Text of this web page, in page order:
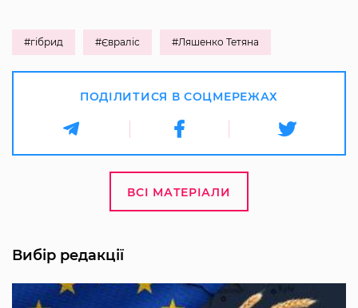
#гібрид #Євраліс #Ляшенко Тетяна
ПОДІЛИТИСЯ В СОЦМЕРЕЖАХ
ВСІ МАТЕРІАЛИ
Вибір редакції